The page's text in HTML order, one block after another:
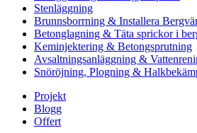
Stenläggning
Brunnsborrning & Installera
Betonglagning & Täta sprickor i
Keminjektering & Betongsprutning
Avsaltningsanläggning &
Snöröjning, Plogning &
Projekt
Blogg
Offert